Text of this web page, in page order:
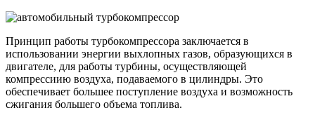
Принцип работы турбокомпрессора заключается в
использовании энергии выхлопных газов, образующихся в
двигателе, для работы турбины, осуществляющей
компрессиию воздуха, подаваемого в цилиндры. Это
обеспечивает большее поступление воздуха и возможность
сжигания большего объема топлива.